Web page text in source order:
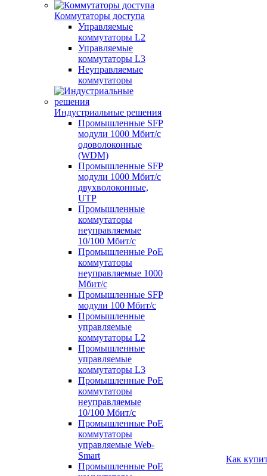
Коммутаторы доступа
Управляемые
коммутаторы L2
Управляемые
коммутаторы L3
Неуправляемые
коммутаторы
Индустриальные решения
Промышленные SFP
модули 1000 Мбит/c
одоволоконные
(WDM)
Промышленные SFP
модули 1000 Мбит/c
двухволоконные,
UTP
Промышленные
коммутаторы
неуправляемые
10/100 Мбит/с
Промышленные PoE
коммутаторы
неуправляемые 1000
Мбит/с
Промышленные SFP
модули 100 Мбит/c
Промышленные
управляемые
коммутаторы L2
Промышленные
управляемые
коммутаторы L3
Промышленные PoE
коммутаторы
неуправляемые
10/100 Мбит/с
Промышленные PoE
коммутаторы
управляемые Web-
Smart
Промышленные PoE
Как